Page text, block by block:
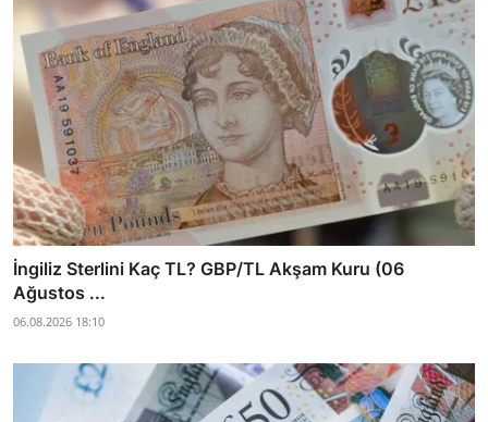
İngiliz Sterlini Kaç TL? GBP/TL Akşam Kuru (06
Ağustos ...
06.08.2026 18:10